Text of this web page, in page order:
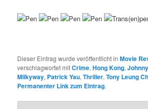
Dieser Eintrag wurde veröffentlicht inMovie
verschlagwortet mitCrime,Hong Kong,
Milkyway, Patrick Yau,Thriller,Tony Leung
Permanenter Link zum Eintrag.